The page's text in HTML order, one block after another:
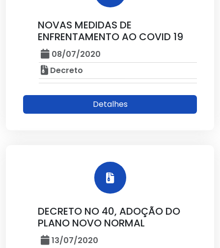
NOVAS MEDIDAS DE
ENFRENTAMENTO AO COVID 19
08/07/2020
Decreto
Detalhes
DECRETO NO 40, ADOÇÃO DO
PLANO NOVO NORMAL
13/07/2020